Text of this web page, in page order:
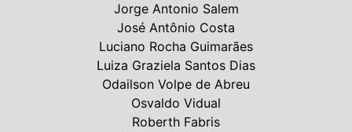
Jorge Antonio Salem
José Antônio Costa
Luciano Rocha Guimarães
Luiza Graziela Santos Dias
Odailson Volpe de Abreu
Osvaldo Vidual
Roberth Fabris